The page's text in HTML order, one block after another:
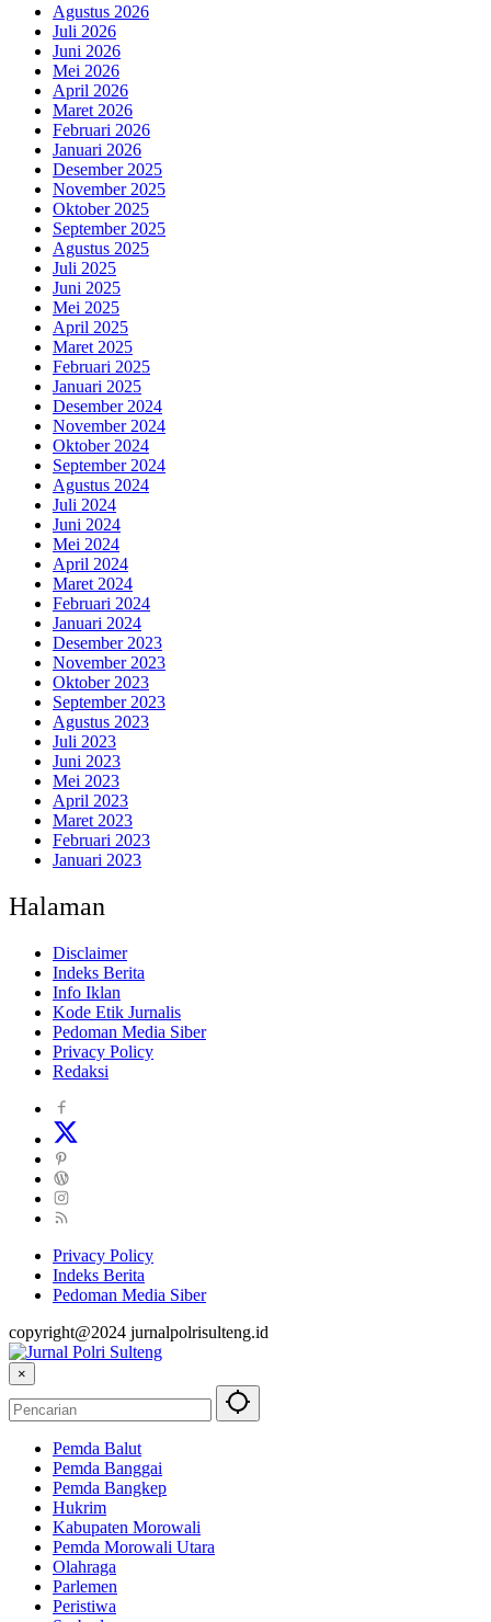
Agustus 2026
Juli 2026
Juni 2026
Mei 2026
April 2026
Maret 2026
Februari 2026
Januari 2026
Desember 2025
November 2025
Oktober 2025
September 2025
Agustus 2025
Juli 2025
Juni 2025
Mei 2025
April 2025
Maret 2025
Februari 2025
Januari 2025
Desember 2024
November 2024
Oktober 2024
September 2024
Agustus 2024
Juli 2024
Juni 2024
Mei 2024
April 2024
Maret 2024
Februari 2024
Januari 2024
Desember 2023
November 2023
Oktober 2023
September 2023
Agustus 2023
Juli 2023
Juni 2023
Mei 2023
April 2023
Maret 2023
Februari 2023
Januari 2023
Halaman
Disclaimer
Indeks Berita
Info Iklan
Kode Etik Jurnalis
Pedoman Media Siber
Privacy Policy
Redaksi
Privacy Policy
Indeks Berita
Pedoman Media Siber
copyright@2024 jurnalpolrisulteng.id
×
Pemda Balut
Pemda Banggai
Pemda Bangkep
Hukrim
Kabupaten Morowali
Pemda Morowali Utara
Olahraga
Parlemen
Peristiwa